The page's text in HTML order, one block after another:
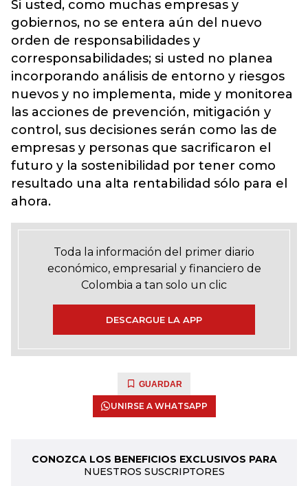
Si usted, como muchas empresas y
gobiernos, no se entera aún del nuevo
orden de responsabilidades y
corresponsabilidades; si usted no planea
incorporando análisis de entorno y riesgos
nuevos y no implementa, mide y monitorea
las acciones de prevención, mitigación y
control, sus decisiones serán como las de
empresas y personas que sacrificaron el
futuro y la sostenibilidad por tener como
resultado una alta rentabilidad sólo para el
ahora.
Toda la información del primer diario
económico, empresarial y financiero de
Colombia a tan solo un clic
DESCARGUE LA APP
GUARDAR
UNIRSE A WHATSAPP
CONOZCA LOS BENEFICIOS EXCLUSIVOS PARA
NUESTROS SUSCRIPTORES